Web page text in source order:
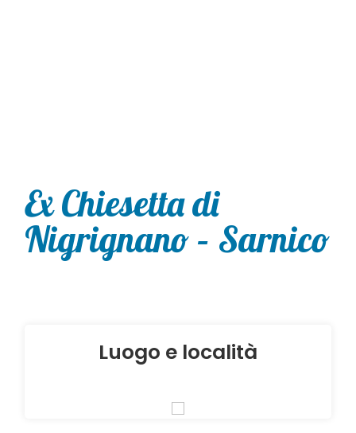
Ex Chiesetta di
Nigrignano – Sarnico
Luogo e località